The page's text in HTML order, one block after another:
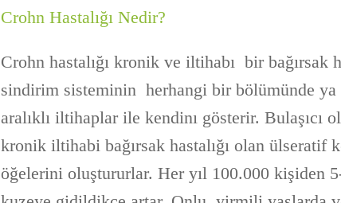
Crohn Hastalığı Nedir?
Crohn hastalığı kronik ve iltihabı bir bağırsak
sindirim sisteminin herhangi bir bölümünde ya
aralıklı iltihaplar ile kendinı gösterir. Bulaşıcı
kronik iltihabi bağırsak hastalığı olan
öğelerini oluştururlar. Her yıl 100.000 kişiden 5-